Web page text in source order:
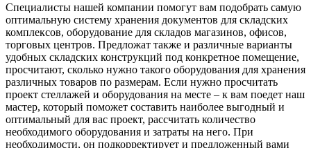
Специалисты нашей компании помогут вам подобрать самую
оптимальную систему хранения документов для складских
комплексов, оборудование для складов магазинов, офисов,
торговых центров. Предложат также и различные варианты
удобных складских конструкций под конкретное помещение,
просчитают, сколько нужно такого оборудования для хранения
различных товаров по размерам. Если нужно просчитать
проект стеллажей и оборудования на месте – к вам поедет наш
мастер, который поможет составить наиболее выгодный и
оптимальный для вас проект, рассчитать количество
необходимого оборудования и затраты на него. При
необходимости, он подкорректирует и предложенный вами